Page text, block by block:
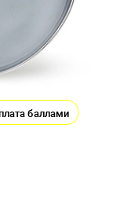
баллами